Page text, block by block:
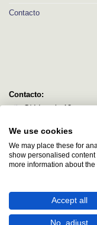
Contacto
Contacto:
C/ Idorsolo 13
Bizkaia
logitec@logitecsl.net
+34 944 544 580
We use cookies
We may place these for
show personalised
more information about
Accept all
No, adjust